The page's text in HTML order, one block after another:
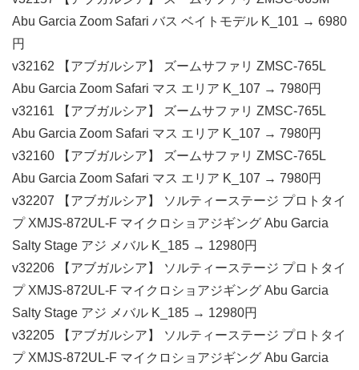
Abu Garcia Zoom Safari バス ベイトモデル K_101 → 6980
円
v32162 【アブガルシア】 ズームサファリ ZMSC-765L
Abu Garcia Zoom Safari マス エリア K_107 → 7980円
v32161 【アブガルシア】 ズームサファリ ZMSC-765L
Abu Garcia Zoom Safari マス エリア K_107 → 7980円
v32160 【アブガルシア】 ズームサファリ ZMSC-765L
Abu Garcia Zoom Safari マス エリア K_107 → 7980円
v32207 【アブガルシア】 ソルティーステージ プロトタイ
プ XMJS-872UL-F マイクロショアジギング Abu Garcia
Salty Stage アジ メバル K_185 → 12980円
v32206 【アブガルシア】 ソルティーステージ プロトタイ
プ XMJS-872UL-F マイクロショアジギング Abu Garcia
Salty Stage アジ メバル K_185 → 12980円
v32205 【アブガルシア】 ソルティーステージ プロトタイ
プ XMJS-872UL-F マイクロショアジギング Abu Garcia